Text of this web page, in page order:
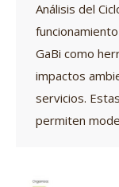
Análisis del
GaBi como
impactos
servicios.
permiten